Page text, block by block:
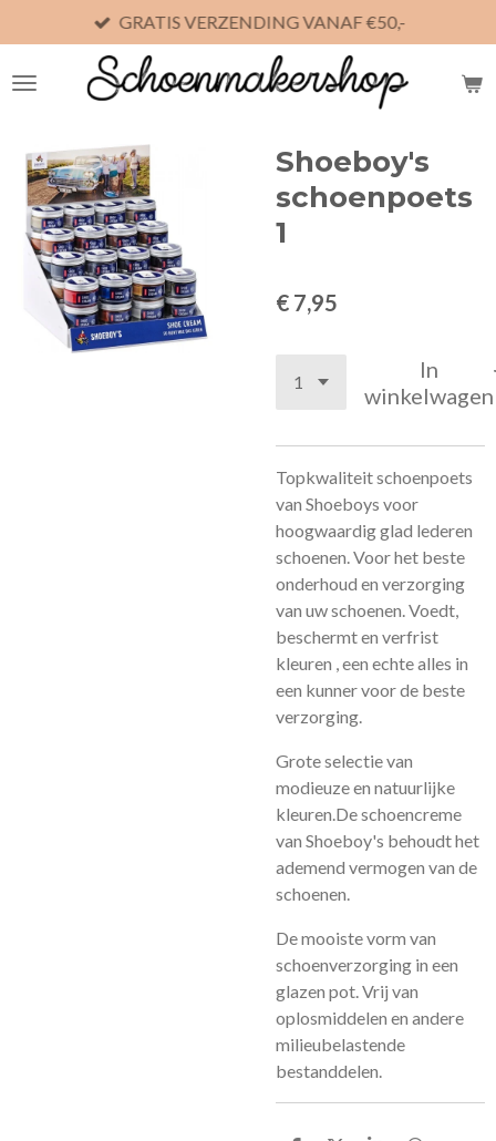
direct
naar
GRATIS VERZENDING VANAF €50,-
Shoeboy's
schoenpoets
1
€ 7,95
In
winkelwagen
Topkwaliteit schoenpoets
van Shoeboys voor
hoogwaardig glad lederen
schoenen. Voor het beste
onderhoud en verzorging
van uw schoenen. Voedt,
beschermt en verfrist
kleuren , een echte alles in
een kunner voor de beste
verzorging.
Grote selectie van
modieuze en natuurlijke
kleuren.De schoencreme
van Shoeboy's behoudt het
ademend vermogen van de
schoenen.
De mooiste vorm van
schoenverzorging in een
glazen pot. Vrij van
oplosmiddelen en andere
milieubelastende
bestanddelen.